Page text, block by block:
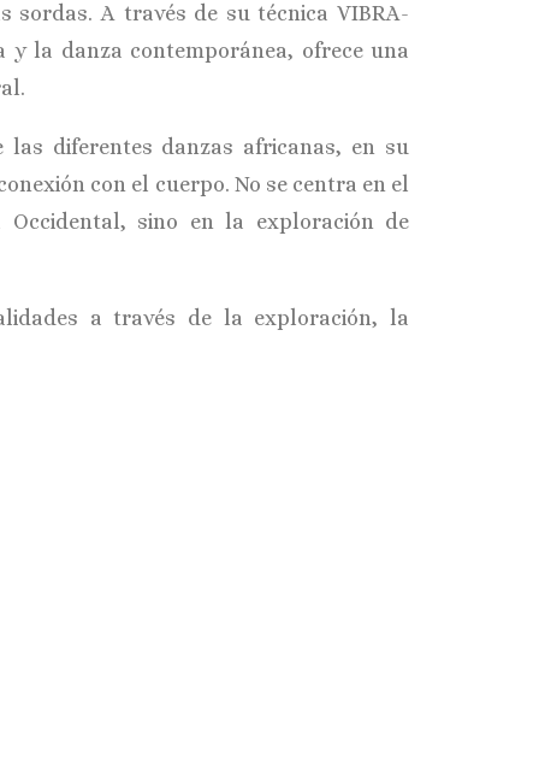
sordas. A través de su técnica VIBRA-
y la danza contemporánea, ofrece una
diferentes danzas africanas, en su
con el cuerpo. No se centra en el
sino en la exploración de
a través de la exploración, la